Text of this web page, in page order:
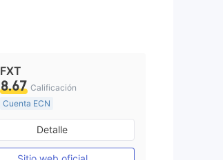
FXT
8.67 Calificación
Cuenta ECN
Más de 20 años
Supervisión en Australia
Creación Mercado Forex (MM)
Detalle